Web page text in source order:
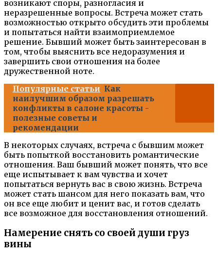
возникают споры, разногласия и
неразрешенные вопросы. Встреча может стать
возможностью открыто обсудить эти проблемы
и попытаться найти взаимоприемлемое
решение. Бывший может быть заинтересован в
том, чтобы выяснить все недоразумения и
завершить свои отношения на более
дружественной ноте.
Популярные статьи Как
наилучшим образом разрешать
конфликты в салоне красоты -
полезные советы и
рекомендации
В некоторых случаях, встреча с бывшим может
быть попыткой восстановить романтические
отношения. Ваш бывший может понять, что все
еще испытывает к вам чувства и хочет
попытаться вернуть вас в свою жизнь. Встреча
может стать шансом для него показать вам, что
он все еще любит и ценит вас, и готов сделать
все возможное для восстановления отношений.
Намерение снять со своей души груз
вины